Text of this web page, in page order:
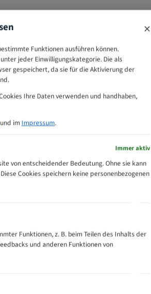
×
Funktionen ausführen können.
jeder Einwilligungskategorie. Die als
gespeichert, da sie für die Aktivierung der
Ihre Daten verwenden und handhaben,
und im Impressum.
Immer aktiv
von entscheidender Bedeutung. Ohne sie kann
Cookies speichern keine personenbezogenen
Funktionen, z. B. beim Teilen des Inhalts der
und anderen Funktionen von